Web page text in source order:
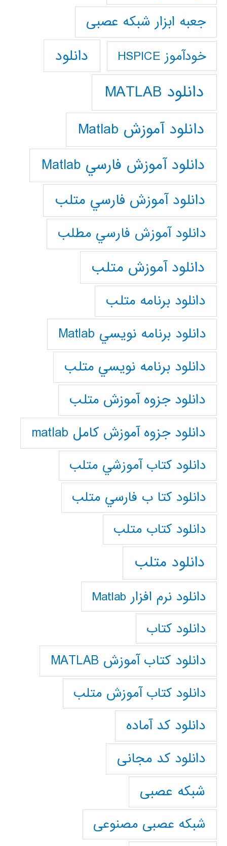
جعبه ابزار شبکه عصبی
خودآموز HSPICE دانلود
دانلود MATLAB
دانلود آموزش Matlab
دانلود آموزش فارسي Matlab
دانلود آموزش فارسي متلب
دانلود آموزش فارسي مطلب
دانلود آموزش متلب
دانلود برنامه متلب
دانلود برنامه نويسي Matlab
دانلود برنامه نويسي متلب
دانلود جزوه آموزش متلب
دانلود جزوه آموزش کامل matlab
دانلود كتاب آموزشي متلب
دانلود كتا ب فارسي متلب
دانلود كتاب متلب
دانلود متلب
دانلود نرم افزار Matlab
دانلود کتاب
دانلود کتاب آموزش MATLAB
دانلود کتاب آموزش متلب
دانلود کد آماده
دانلود کد مجانی
شبکه عصبی
شبکه عصبی مصنوعی